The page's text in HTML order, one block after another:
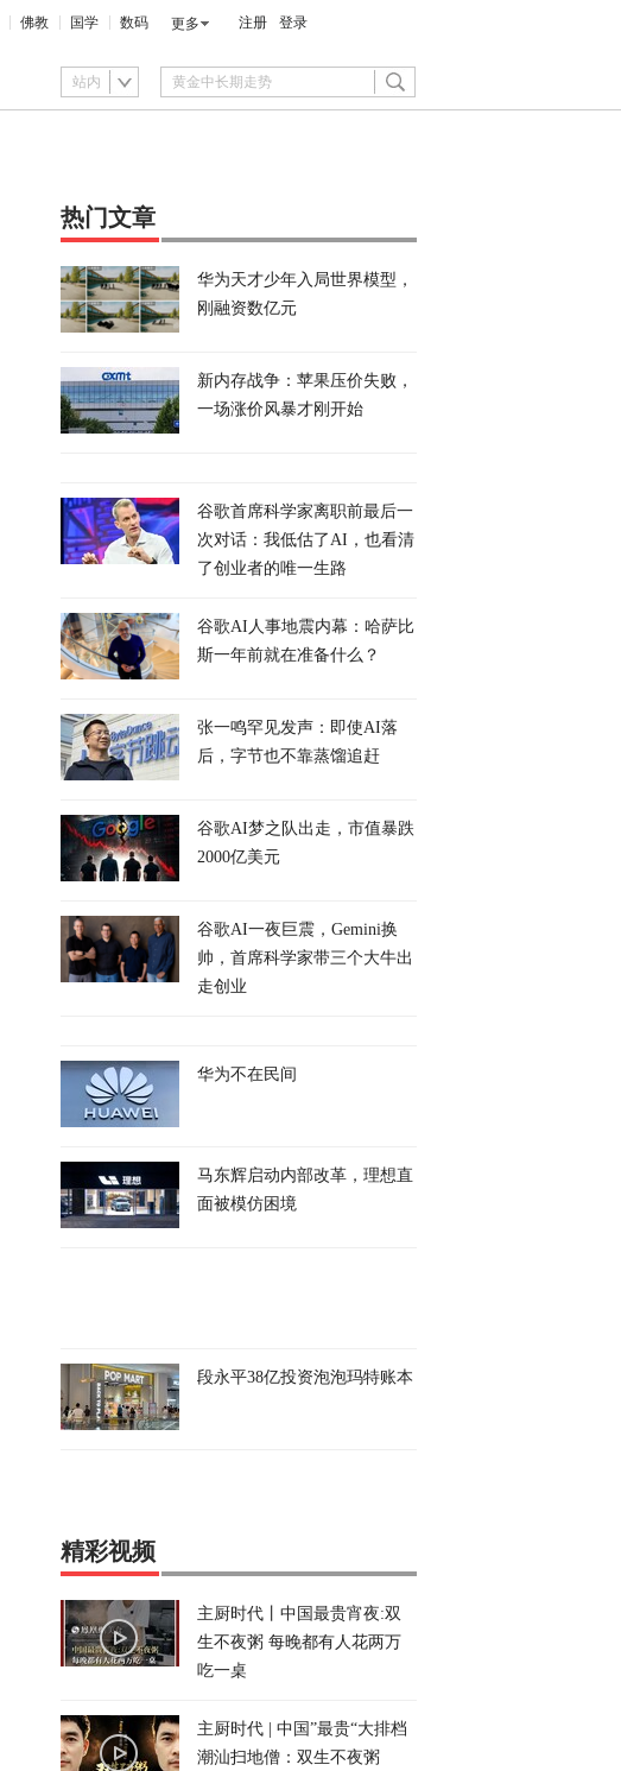
佛教 国学 数码 更多 注册 登录
站内
热门文章
华为天才少年入局世界模型，
刚融资数亿元
新内存战争：苹果压价失败，
一场涨价风暴才刚开始
谷歌首席科学家离职前最后一
次对话：我低估了AI，也看清
了创业者的唯一生路
谷歌AI人事地震内幕：哈萨比
斯一年前就在准备什么？
张一鸣罕见发声：即使AI落
后，字节也不靠蒸馏追赶
谷歌AI梦之队出走，市值暴跌
2000亿美元
谷歌AI一夜巨震，Gemini换
帅，首席科学家带三个大牛出
走创业
华为不在民间
马东辉启动内部改革，理想直
面被模仿困境
段永平38亿投资泡泡玛特账本
精彩视频
主厨时代丨中国最贵宵夜:双
生不夜粥 每晚都有人花两万
吃一桌
主厨时代 | 中国”最贵“大排档
潮汕扫地僧：双生不夜粥